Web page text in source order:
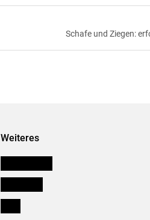
Schafe und Ziegen:
Weiteres